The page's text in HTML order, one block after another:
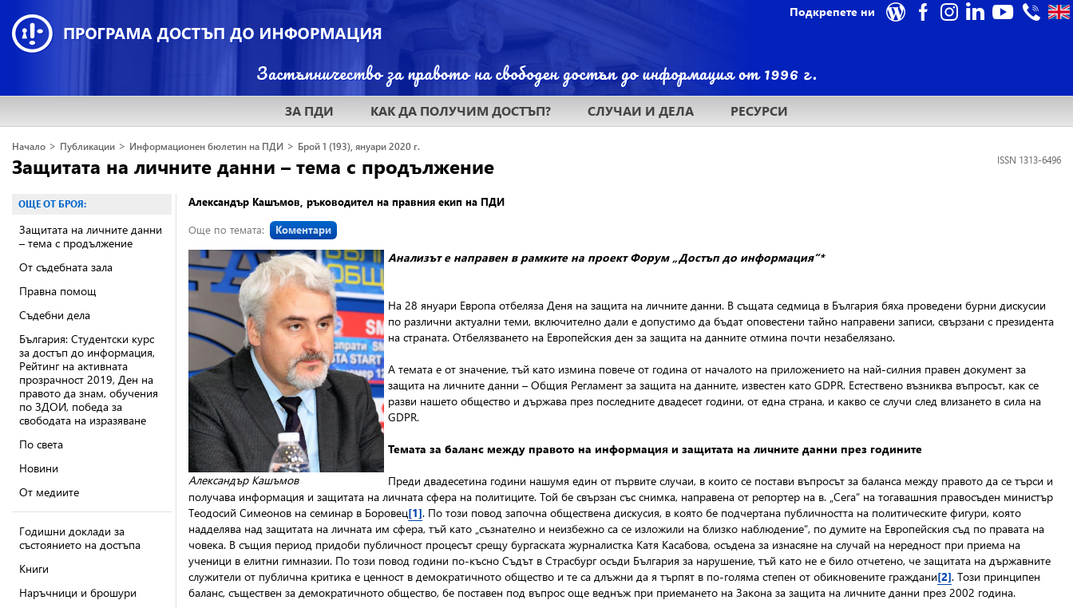
Подкрепете ни
ЗА ПДИ КАК ДА ПОЛУЧИМ ДОСТЪП? СЛУЧАИ И ДЕЛА РЕСУРСИ
Начало > Публикации > Информационен бюлетин на ПДИ > Брой 1 (193), януари 2020 г.
ISSN 1313-6496
Защитата на личните данни – тема с продължение
ОЩЕ ОТ БРОЯ:
Защитата на личните данни
– тема с продължение
От съдебната зала
Правна помощ
Съдебни дела
България: Студентски курс
за достъп до информация,
Рейтинг на активната
прозрачност 2019, Ден на
правото да знам, обучения
по ЗДОИ, победа за
свободата на изразяване
По света
Новини
От медиите
Годишни доклади за
състоянието на достъпа
Книги
Наръчници и брошури
Александър Кашъмов, ръководител на правния екип на ПДИ
Още по темата: Коментари
Александър Кашъмов
Анализът е направен в рамките на проект Форум „Достъп до информация“*
На 28 януари Европа отбеляза Деня на защита на личните данни. В същата седмица в България бяха проведени бурни дискусии
по различни актуални теми, включително дали е допустимо да бъдат оповестени тайно направени записи, свързани с президента
на страната. Отбелязването на Европейския ден за защита на данните отмина почти незабелязано.
А темата е от значение, тъй като измина повече от година от началото на приложението на най-силния правен документ за
защита на личните данни – Общия Регламент за защита на данните, известен като GDPR. Естествено възниква въпросът, как се
разви нашето общество и държава през последните двадесет години, от една страна, и какво се случи след влизането в сила на
GDPR.
Темата за баланс между правото на информация и защитата на личните данни през годините
Преди двадесетина години нашумя един от първите случаи, в които се постави въпросът за баланса между правото да се търси и
получава информация и защитата на личната сфера на политиците. Той бе свързан със снимка, направена от репортер на в. „Сега“ на тогавашния правосъден министър
Теодосий Симеонов на семинар в Боровец[1]. По този повод започна обществена дискусия, в която бе подчертана публичността на политическите фигури, която
надделява над защитата на личната им сфера, тъй като „съзнателно и неизбежно са се изложили на близко наблюдение“, по думите на Европейския съд по правата на
човека. В същия период придоби публичност процесът срещу бургаската журналистка Катя Касабова, осъдена за изнасяне на случай на нередност при приема на
ученици в елитни гимназии. По този повод години по-късно Съдът в Страсбург осъди България за нарушение, тъй като не е било отчетено, че защитата на държавните
служители от публична критика е ценност в демократичното общество и те са длъжни да я търпят в по-голяма степен от обикновените граждани[2]. Този принципен
баланс, съществен за демократичното общество, бе поставен под въпрос още веднъж при приемането на Закона за защита на личните данни през 2002 година.